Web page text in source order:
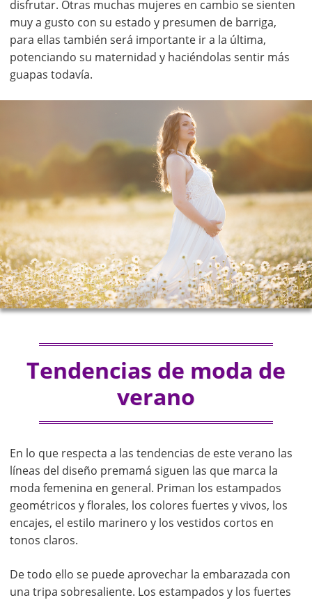
disfrutar. Otras muchas mujeres en cambio se sienten
muy a gusto con su estado y presumen de barriga,
para ellas también será importante ir a la última,
potenciando su maternidad y haciéndolas sentir más
guapas todavía.
Tendencias de moda de
verano
En lo que respecta a las tendencias de este verano las
líneas del diseño premamá siguen las que marca la
moda femenina en general. Priman los estampados
geométricos y florales, los colores fuertes y vivos, los
encajes, el estilo marinero y los vestidos cortos en
tonos claros.
De todo ello se puede aprovechar la embarazada con
una tripa sobresaliente. Los estampados y los fuertes